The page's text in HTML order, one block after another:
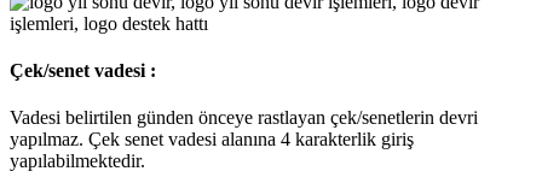
Çek/senet vadesi :
Vadesi belirtilen günden önceye rastlayan çek/senetlerin devri
yapılmaz. Çek senet vadesi alanına 4 karakterlik giriş
yapılabilmektedir.